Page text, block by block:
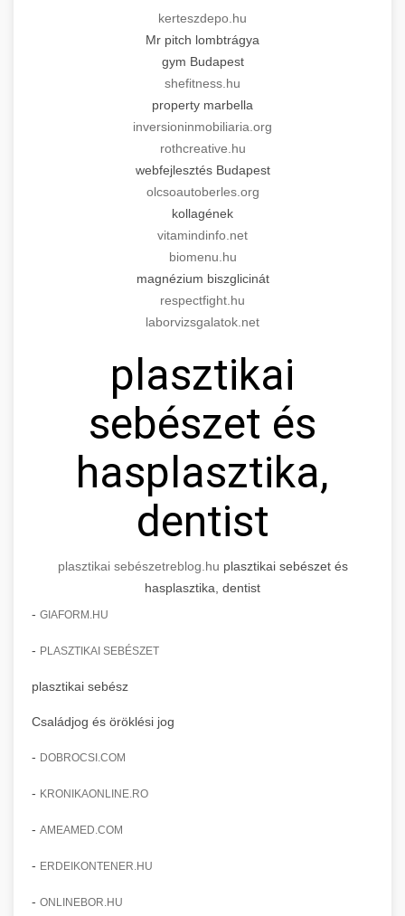
kerteszdepo.hu
Mr pitch lombtrágya
gym Budapest
shefitness.hu
property marbella
inversioninmobiliaria.org
rothcreative.hu
webfejlesztés Budapest
olcsoautoberles.org
kollagének
vitamindinfo.net
biomenu.hu
magnézium biszglicinát
respectfight.hu
laborvizsgalatok.net
plasztikai
sebészet és
hasplasztika,
dentist
plasztikai sebészetreblog.hu plasztikai sebészet és
hasplasztika, dentist
- GIAFORM.HU
- PLASZTIKAI SEBÉSZET
plasztikai sebész
Családjog és öröklési jog
- DOBROCSI.COM
- KRONIKAONLINE.RO
- AMEAMED.COM
- ERDEIKONTENER.HU
- ONLINEBOR.HU